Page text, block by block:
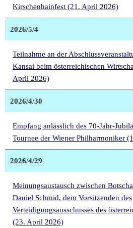
Kirschenhainfest (21. April 2026)
2026/5/4
Teilnahme an der
Kansai beim österreichischen
April 2026)
2026/4/30
Empfang anlässlich des 70-Jahr-
Tournee der Wiener Philharmoniker
2026/4/29
Meinungsaustausch zwischen
Daniel Schmid, dem Vorsitzenden des
Verteidigungsausschusses des
(23. April 2026)